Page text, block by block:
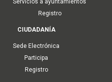
Servicios a ayuntamientos
Registro
CIUDADANÍA
Sede Electrónica
Participa
Registro